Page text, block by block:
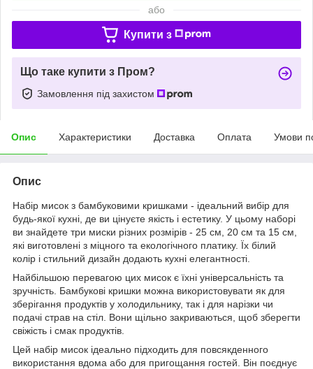
або
Купити з
Що таке купити з Пром?
Замовлення під захистом
Опис Характеристики Доставка Оплата Умови
Опис
Набір мисок з бамбуковими кришками - ідеальний вибір для
будь-якої кухні, де ви цінуєте якість і естетику. У цьому наборі
ви знайдете три миски різних розмірів - 25 см, 20 см та 15 см,
які виготовлені з міцного та екологічного платику. Їх білий
колір і стильний дизайн додають кухні елегантності.
Найбільшою перевагою цих мисок є їхні універсальність та
зручність. Бамбукові кришки можна використовувати як для
зберігання продуктів у холодильнику, так і для нарізки чи
подачі страв на стіл. Вони щільно закриваються, щоб зберегти
свіжість і смак продуктів.
Цей набір мисок ідеально підходить для повсякденного
використання вдома або для пригощання гостей. Він поєднує